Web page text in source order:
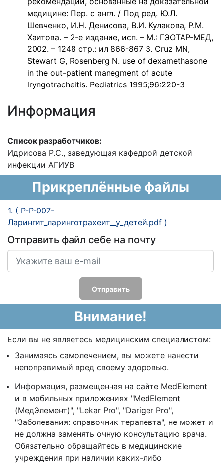
медицине: Пер. с англ. / Под ред. Ю.Л.
Шевченко, И.Н. Денисова, В.И. Кулакова, Р.М.
Хаитова. – 2-е издание, исп. – М.: ГЭОТАР-МЕД,
2002. – 1248 стр.: ил 866-867 3. Cruz MN,
Stewart G, Rosenberg N. use of dexamethasone
in the out-patient manegment of acute
lryngotracheitis. Pediatrics 1995;96:220-3
Информация
Список разработчиков:
Идрисова Р.С., заведующая кафедрой детской
инфекции АГИУВ
Прикреплённые файлы
1. ( P-P-007-
Ларингит_ларинготрахеит__у_детей.pdf )
Отправить файл себе на почту
Отправить
Внимание!
Если вы не являетесь медицинским специалистом:
Занимаясь самолечением, вы можете нанести
непоправимый вред своему здоровью.
Информация, размещенная на сайте MedElement
и в мобильных приложениях "MedElement
(МедЭлемент)", "Lekar Pro", "Dariger Pro",
"Заболевания: справочник терапевта", не может и
не должна заменять очную консультацию врача.
Обязательно обращайтесь в медицинские
учреждения при наличии каких-либо